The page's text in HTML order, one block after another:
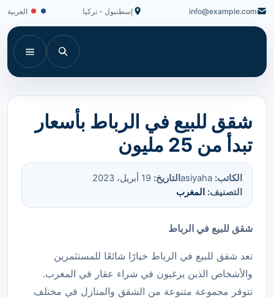
info@example.com إسطنبول - تركيا العربية
شقق للبيع في الرباط بأسعار
تبدأ من 25 مليون
الكاتب: asiyaha التاريخ: 19 أبريل، 2023
التصنيف: المغرب
شقق للبيع في الرباط
تعد شقق للبيع في الرباط خيارًا شائعًا للمستثمرين
والأشخاص الذين يرغبون في شراء عقار في المغرب.
تتوفر مجموعة متنوعة من الشقق والمنازل في مختلف